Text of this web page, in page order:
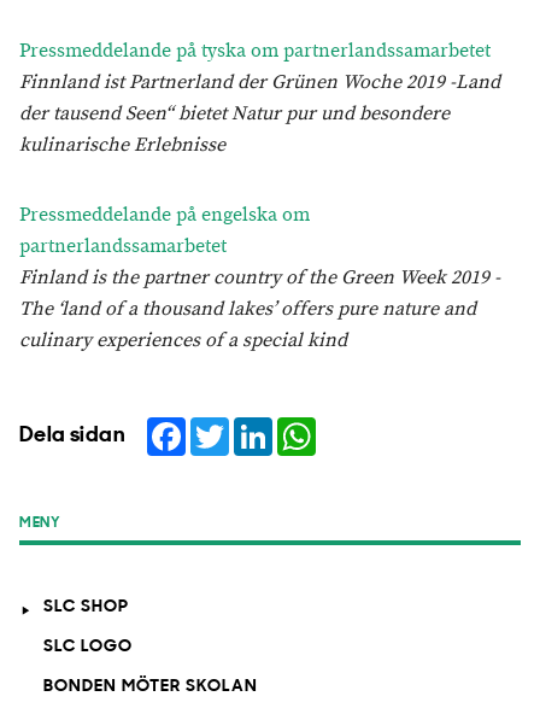
Pressmeddelande på tyska om partnerlandssamarbetet
Finnland ist Partnerland der Grünen Woche 2019 -Land
der tausend Seen“ bietet Natur pur und besondere
kulinarische Erlebnisse
Pressmeddelande på engelska om
partnerlandssamarbetet
Finland is the partner country of the Green Week 2019 -
The ‘land of a thousand lakes’ offers pure nature and
culinary experiences of a special kind
Dela sidan Facebook
TwitterLinkedIn
MENY
SLC SHOP
SLC LOGO
BONDEN MÖTER SKOLAN